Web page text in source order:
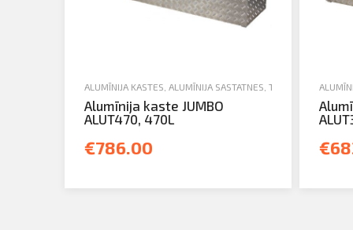
ALUMĪNIJA KASTES ALUMĪNIJA SASTATNES, TREPES, KASTES
Alumīnija kaste JUMBO
ALUT470, 470L
€786.00